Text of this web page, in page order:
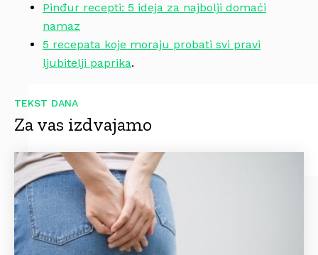
Pinđur recepti: 5 ideja za najbolji domaći
namaz
5 recepata koje moraju probati svi pravi
ljubitelji paprika.
TEKST DANA
Za vas izdvajamo